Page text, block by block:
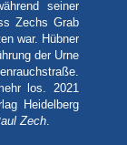
seiner
Zechs Grab
war. Hübner
der Urne
los. 2021
Heidelberg
Zech.